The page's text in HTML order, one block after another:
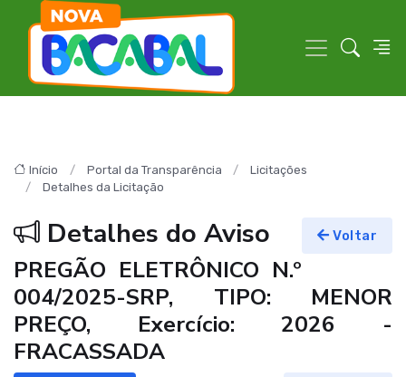
Início Portal da Transparência
Licitações
Detalhes da Licitação
Voltar
Detalhes do Aviso
PREGÃO ELETRÔNICO N.º
004/2025-SRP, TIPO: MENOR
PREÇO, Exercício: 2026 -
FRACASSADA